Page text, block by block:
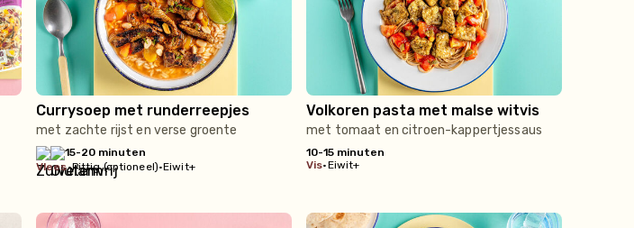
Currysoep met runderreepjes
met zachte rijst en verse groente
15-20 minuten
vlees•Pittig (optioneel)•Eiwit+
Volkoren pasta met malse witvis
met tomaat en citroen-kappertjessaus
10-15 minuten
vis•Eiwit+